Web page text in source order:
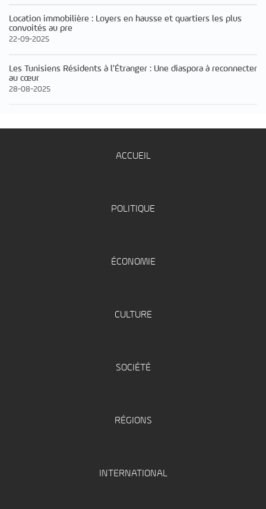
Location immobilière : Loyers en hausse et quartiers les plus
convoités au pre
22-09-2025
Les Tunisiens Résidents à l’Étranger : Une diaspora à reconnecter
au cœur
28-08-2025
ACCUEIL
POLITIQUE
ÉCONOMIE
CULTURE
SOCIÉTÉ
RÉGIONS
INTERNATIONAL